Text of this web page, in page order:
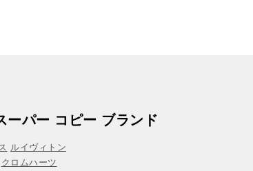
ーパー コピー ブランド
ルイヴィトン
クロムハーツ